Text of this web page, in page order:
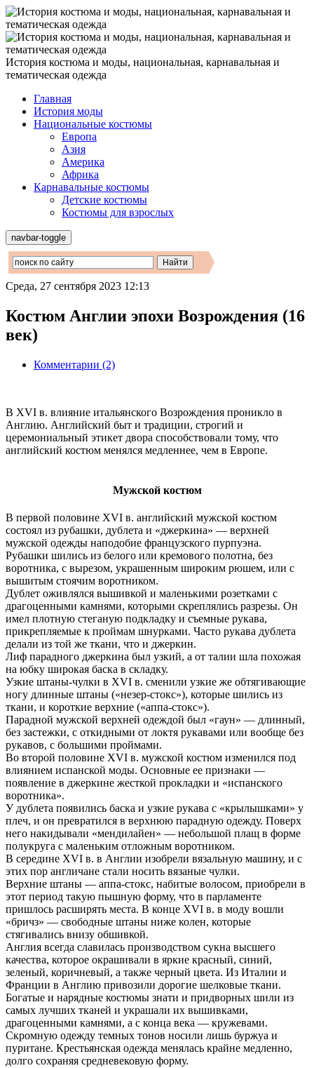
История костюма и моды, национальная, карнавальная и
тематическая одежда
Главная
История моды
Национальные костюмы
Европа
Азия
Америка
Африка
Карнавальные костюмы
Детские костюмы
Костюмы для взрослых
navbar-toggle
Среда, 27 сентября 2023 12:13
Костюм Англии эпохи Возрождения (16
век)
Комментарии (2)
В XVI в. влияние итальянского Возрождения проникло в
Англию. Английский быт и традиции, строгий и
церемониальный этикет двора способствовали тому, что
английский костюм менялся медленнее, чем в Европе.
Мужской костюм
В первой половине XVI в. английский мужской костюм
состоял из рубашки, дублета и «джеркина» — верхней
мужской одежды наподобие французского пурпуэна.
Рубашки шились из белого или кремового полотна, без
воротника, с вырезом, украшенным широким рюшем, или с
вышитым стоячим воротником.
Дублет оживлялся вышивкой и маленькими розетками с
драгоценными камнями, которыми скреплялись разрезы. Он
имел плотную стеганую подкладку и съемные рукава,
прикрепляемые к проймам шнурками. Часто рукава дублета
делали из той же ткани, что и джеркин.
Лиф парадного джеркина был узкий, а от талии шла похожая
на юбку широкая баска в складку.
Узкие штаны-чулки в XVI в. сменили узкие же обтягивающие
ногу длинные штаны («незер-стокс»), которые шились из
ткани, и короткие верхние («аппа-стокс»).
Парадной мужской верхней одеждой был «гаун» — длинный,
без застежки, с откидными от локтя рукавами или вообще без
рукавов, с большими проймами.
Во второй половине XVI в. мужской костюм изменился под
влиянием испанской моды. Основные ее признаки —
появление в джеркине жесткой прокладки и «испанского
воротника».
У дублета появились баска и узкие рукава с «крылышками» у
плеч, и он превратился в верхнюю парадную одежду. Поверх
него накидывали «мендилайен» — небольшой плащ в форме
полукруга с маленьким отложным воротником.
В середине XVI в. в Англии изобрели вязальную машину, и с
этих пор англичане стали носить вязаные чулки.
Верхние штаны — аппа-стокс, набитые волосом, приобрели в
этот период такую пышную форму, что в парламенте
пришлось расширять места. В конце XVI в. в моду вошли
«бричз» — свободные штаны ниже колен, которые
стягивались внизу обшивкой.
Англия всегда славилась производством сукна высшего
качества, которое окрашивали в яркие красный, синий,
зеленый, коричневый, а также черный цвета. Из Италии и
Франции в Англию привозили дорогие шелковые ткани.
Богатые и нарядные костюмы знати и придворных шили из
самых лучших тканей и украшали их вышивками,
драгоценными камнями, а с конца века — кружевами.
Скромную одежду темных тонов носили лишь буржуа и
пуритане. Крестьянская одежда менялась крайне медленно,
долго сохраняя средневековую форму.